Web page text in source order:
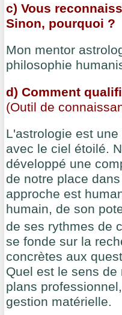
c) Vous
Sinon, pourquoi ?
Mon mentor
philosophie
d) Comment
(Outil de
L'astrologie est
avec le ciel étoilé.
développé une
de notre place
approche est
humain, de son
de ses rythmes de
se fonde sur la
concrètes aux
Quel est le sens
plans
gestion matérielle.